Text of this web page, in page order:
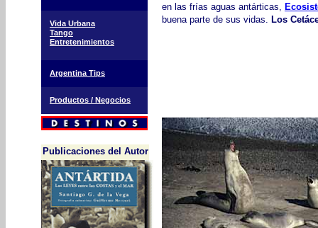
en las frías aguas antárticas,
buena parte de sus vidas. Los
Vida Urbana
Tango
Entretenimientos
Argentina Tips
Productos / Negocios
Publicaciones del Autor